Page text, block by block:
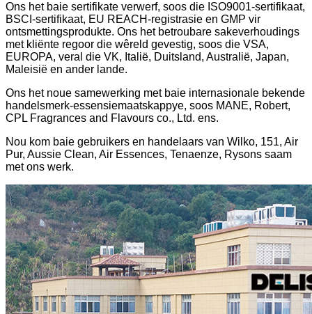
Ons het baie sertifikate verwerf, soos die ISO9001-sertifikaat,
BSCI-sertifikaat, EU REACH-registrasie en GMP vir
ontsmettingsprodukte. Ons het betroubare sakeverhoudings
met kliënte regoor die wêreld gevestig, soos die VSA,
EUROPA, veral die VK, Italië, Duitsland, Australië, Japan,
Maleisië en ander lande.
Ons het noue samewerking met baie internasionale bekende
handelsmerk-essensiemaatskappye, soos MANE, Robert,
CPL Fragrances and Flavours co., Ltd. ens.
Nou kom baie gebruikers en handelaars van Wilko, 151, Air
Pur, Aussie Clean, Air Essences, Tenaenze, Rysons saam
met ons werk.